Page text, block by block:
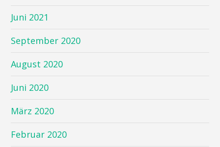
Juni 2021
September 2020
August 2020
Juni 2020
März 2020
Februar 2020